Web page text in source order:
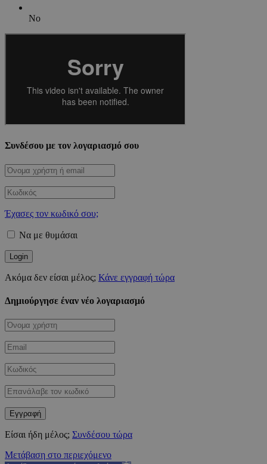
No
Συνδέσου με τον λογαριασμό σου
Έχασες τον κωδικό σου;
Να με θυμάσαι
Ακόμα δεν είσαι μέλος; Κάνε εγγραφή τώρα
Δημιούργησε έναν νέο λογαριασμό
Είσαι ήδη μέλος; Συνδέσου τώρα
Μετάβαση στο περιεχόμενο